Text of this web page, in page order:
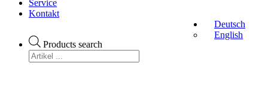
Service
Kontakt
Products search
Deutsch
English